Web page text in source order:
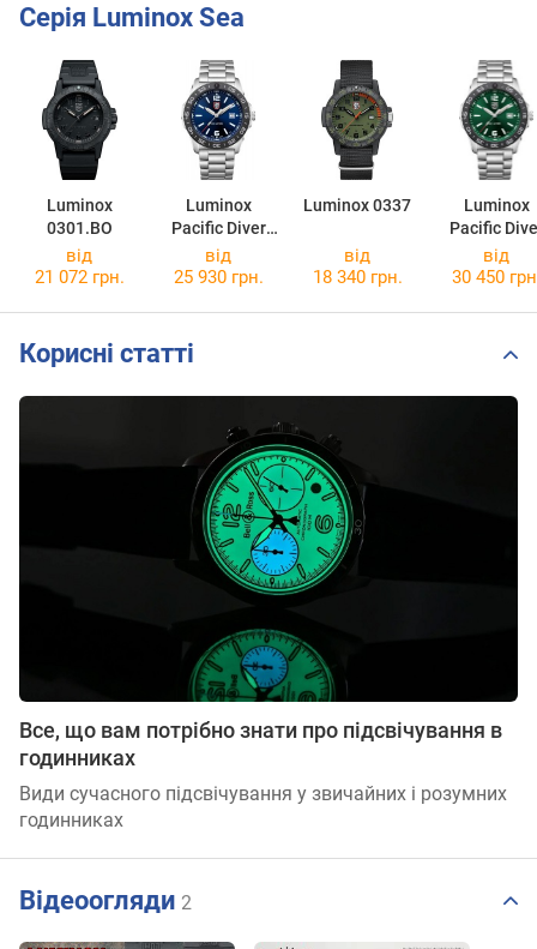
Серія Luminox Sea
Luminox
0301.BO
Luminox
Pacific Diver
3123
Luminox 0337
Luminox
Pacific
3137
від
21 072 грн.
від
25 930 грн.
від
18 340 грн.
від
30 450
Корисні статті
Все, що вам потрібно знати про підсвічування в
годинниках
Види сучасного підсвічування у звичайних і розумних
годинниках
Відеоогляди 2